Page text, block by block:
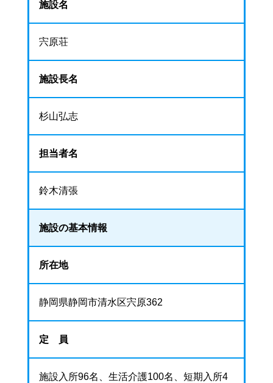
施設名
宍原荘
施設長名
杉山弘志
担当者名
鈴木清張
施設の基本情報
所在地
静岡県静岡市清水区宍原362
定 員
施設入所96名、生活介護100名、短期入所4